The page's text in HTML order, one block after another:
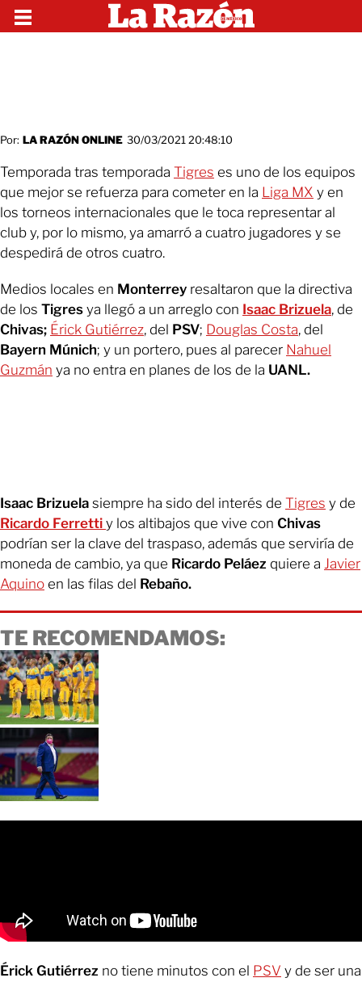
Por: LA RAZÓN ONLINE 30/03/2021 20:48:10
Temporada tras temporada Tigres es uno de los equipos
que mejor se refuerza para cometer en la Liga MX y en
los torneos internacionales que le toca representar al
club y, por lo mismo, ya amarró a cuatro jugadores y se
despedirá de otros cuatro.
Medios locales en Monterrey resaltaron que la directiva
de los Tigres ya llegó a un arreglo con Isaac Brizuela, de
Chivas; Érick Gutiérrez, del PSV; Douglas Costa, del
Bayern Múnich; y un portero, pues al parecer Nahuel
Guzmán ya no entra en planes de los de la UANL.
Isaac Brizuela siempre ha sido del interés de Tigres y de
Ricardo Ferretti y los altibajos que vive con Chivas
podrían ser la clave del traspaso, además que serviría de
moneda de cambio, ya que Ricardo Peláez quiere a Javier
Aquino en las filas del Rebaño.
TE RECOMENDAMOS:
Érick Gutiérrez no tiene minutos con el PSV y de ser una